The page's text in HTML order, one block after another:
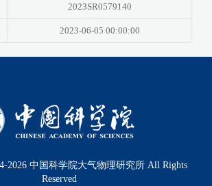
2023SR0579140
2023-06-05 00:00:00
2026 中国科学院大气物理研究所 All Rights
Reserved